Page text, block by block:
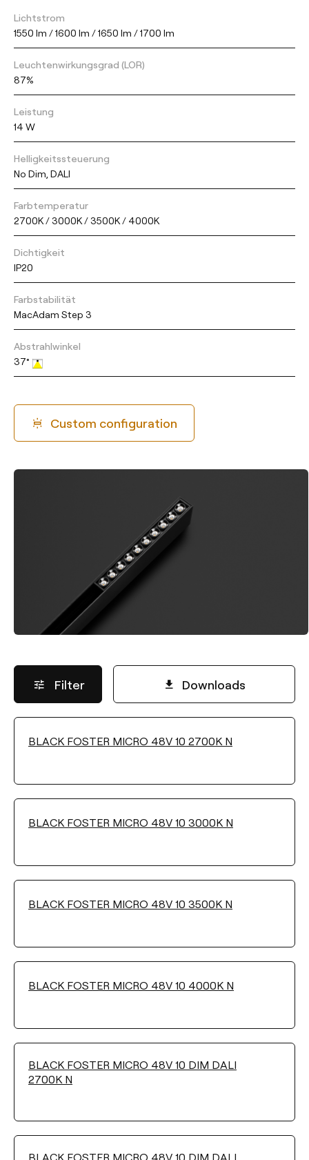
Lichtstrom
1550 lm / 1600 lm / 1650 lm / 1700 lm
Leuchtenwirkungsgrad (LOR)
87%
Leistung
14 W
Helligkeitssteuerung
No Dim, DALI
Farbtemperatur
2700K / 3000K / 3500K / 4000K
Dichtigkeit
IP20
Farbstabilität
MacAdam Step 3
Abstrahlwinkel
37°
Custom configuration
Filter Downloads
LICHTSTROM
Wählen
No Dim
DALI
BLACK FOSTER MICRO 48V 10 2700K N
BLACK FOSTER MICRO 48V 10 3000K N
BLACK FOSTER MICRO 48V 10 3500K N
BLACK FOSTER MICRO 48V 10 4000K N
BLACK FOSTER MICRO 48V 10 DIM DALI
2700K N
BLACK FOSTER MICRO 48V 10 DIM DALI